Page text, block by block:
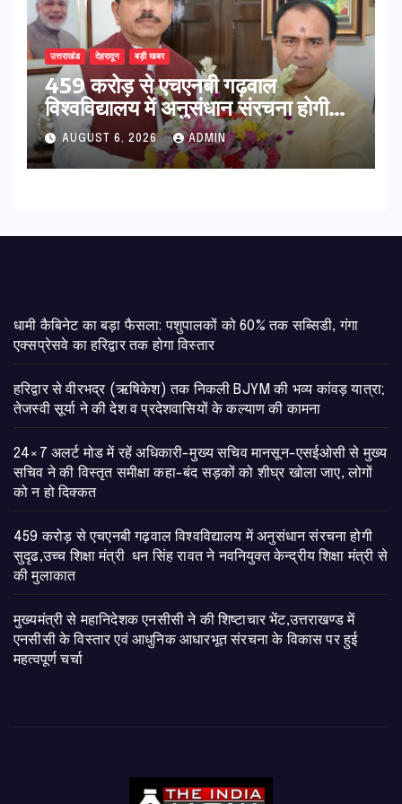
उत्तराखंड देहरादून बड़ी खबर
459 करोड़ से एचएनबी गढ़वाल
विश्वविद्यालय में अनुसंधान संरचना होगी
सुदृढ,उच्च शिक्षा मंत्री धन सिंह रावत ने
नवनियुक्त केन्द्रीय शिक्षा मंत्री से की
मुलाकात
AUGUST 6, 2026 ADMIN
​धामी कैबिनेट का बड़ा फैसला: पशुपालकों को 60% तक सब्सिडी, गंगा
एक्सप्रेसवे का हरिद्वार तक होगा विस्तार
​हरिद्वार से वीरभद्र (ऋषिकेश) तक निकली BJYM की भव्य कांवड़ यात्रा;
तेजस्वी सूर्या ने की देश व प्रदेशवासियों के कल्याण की कामना
24×7 अलर्ट मोड में रहें अधिकारी-मुख्य सचिव मानसून-एसईओसी से मुख्य
सचिव ने की विस्तृत समीक्षा कहा-बंद सड़कों को शीघ्र खोला जाए, लोगों
को न हो दिक्कत
459 करोड़ से एचएनबी गढ़वाल विश्वविद्यालय में अनुसंधान संरचना होगी
सुदृढ,उच्च शिक्षा मंत्री धन सिंह रावत ने नवनियुक्त केन्द्रीय शिक्षा मंत्री से
की मुलाकात
मुख्यमंत्री से महानिदेशक एनसीसी ने की शिष्टाचार भेंट,उत्तराखण्ड में
एनसीसी के विस्तार एवं आधुनिक आधारभूत संरचना के विकास पर हुई
महत्वपूर्ण चर्चा